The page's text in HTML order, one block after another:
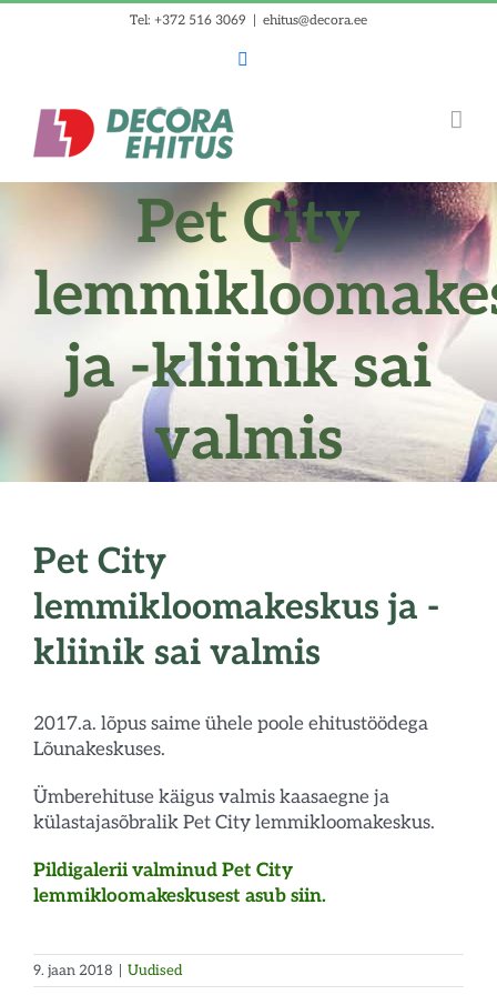
Tel: +372 516 3069 ehitus@decora.ee
Pet City
ja -kliinik sai
valmis
Pet City
lemmikloomakeskus ja -
kliinik sai valmis
2017.a. lõpus saime ühele poole ehitustöödega
Lõunakeskuses.
Ümberehituse käigus valmis kaasaegne ja
külastajasõbralik Pet City lemmikloomakeskus.
Pildigalerii valminud Pet City
lemmikloomakeskusest asub siin.
9. jaan 2018 Uudised